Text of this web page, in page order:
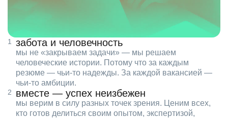
забота и человечность
мы не «закрываем задачи» — мы решаем
человеческие истории. Потому что за каждым
резюме — чьи‑то надежды. За каждой вакансией —
чьи‑то амбиции.
вместе — успех неизбежен
мы верим в силу разных точек зрения. Ценим всех,
кто готов делиться своим опытом, экспертизой,